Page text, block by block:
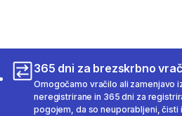
365 dni za brezskrbno
Omogočamo vračilo ali zamenjavo
neregistrirane in 365 dni za
pogojem, da so neuporabljeni, čisti